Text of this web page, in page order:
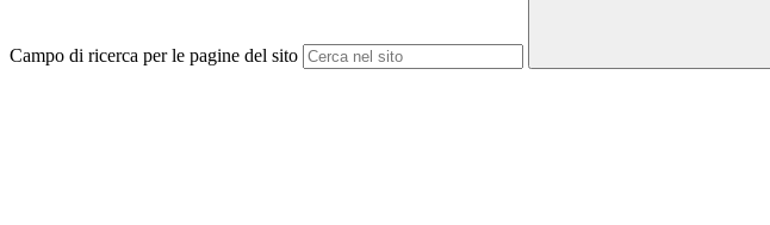
Campo di ricerca per le pagine del sito